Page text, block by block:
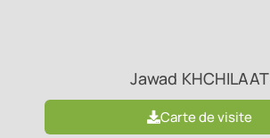
Jawad KHCHILAAT
Carte de visite